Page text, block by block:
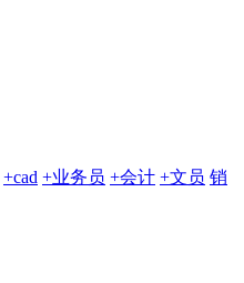
+cad +业务员 +会计 +文员 销